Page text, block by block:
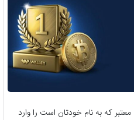
که به نام خودتان است را وارد